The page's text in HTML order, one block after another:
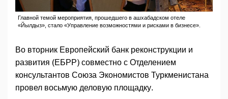
Главной темой мероприятия, прошедшего в ашхабадском отеле
«Йылдыз», стало «Управление возможностями и рисками в бизнесе».
Во вторник Европейский банк реконструкции и
развития (ЕБРР) совместно с Отделением
консультантов Союза Экономистов Туркменистана
провел восьмую деловую площадку.